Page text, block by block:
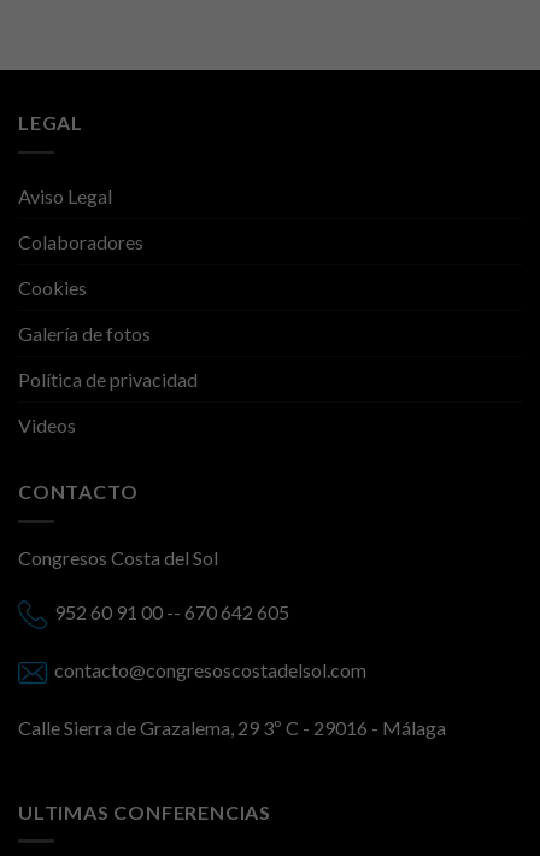
LEGAL
Aviso Legal
Colaboradores
Cookies
Galería de fotos
Política de privacidad
Videos
CONTACTO
Congresos Costa del Sol
952 60 91 00 -- 670 642 605
contacto@congresoscostadelsol.com
Calle Sierra de Grazalema, 29 3º C - 29016 - Málaga
ULTIMAS CONFERENCIAS